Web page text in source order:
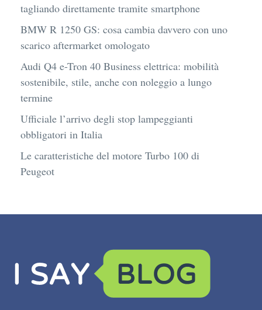
tagliando direttamente tramite smartphone
BMW R 1250 GS: cosa cambia davvero con uno
scarico aftermarket omologato
Audi Q4 e-Tron 40 Business elettrica: mobilità
sostenibile, stile, anche con noleggio a lungo
termine
Ufficiale l’arrivo degli stop lampeggianti
obbligatori in Italia
Le caratteristiche del motore Turbo 100 di
Peugeot